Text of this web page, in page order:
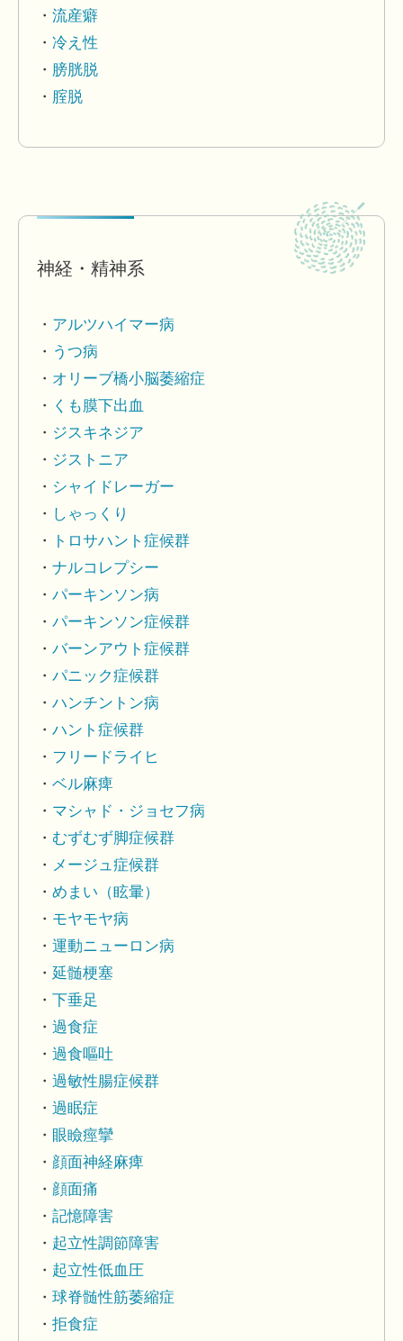
流産癖
冷え性
膀胱脱
腟脱
神経・精神系
アルツハイマー病
うつ病
オリーブ橋小脳萎縮症
くも膜下出血
ジスキネジア
ジストニア
シャイドレーガー
しゃっくり
トロサハント症候群
ナルコレプシー
パーキンソン病
パーキンソン症候群
バーンアウト症候群
パニック症候群
ハンチントン病
ハント症候群
フリードライヒ
ベル麻痺
マシャド・ジョセフ病
むずむず脚症候群
メージュ症候群
めまい（眩暈）
モヤモヤ病
運動ニューロン病
延髄梗塞
下垂足
過食症
過食嘔吐
過敏性腸症候群
過眠症
眼瞼痙攣
顔面神経麻痺
顔面痛
記憶障害
起立性調節障害
起立性低血圧
球脊髄性筋萎縮症
拒食症